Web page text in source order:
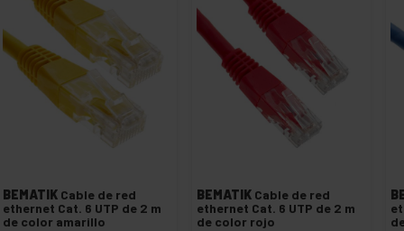
BEMATIK Cable de red
ethernet Cat. 6 UTP de 2 m
de color amarillo
BEMATIK Cable de red
ethernet Cat. 6 UTP de 2 m
de color rojo